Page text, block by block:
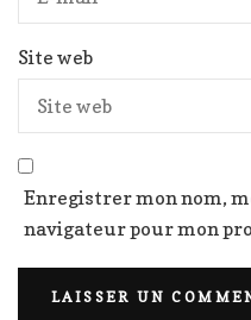
Site web
Enregistrer mon nom,
navigateur pour mon